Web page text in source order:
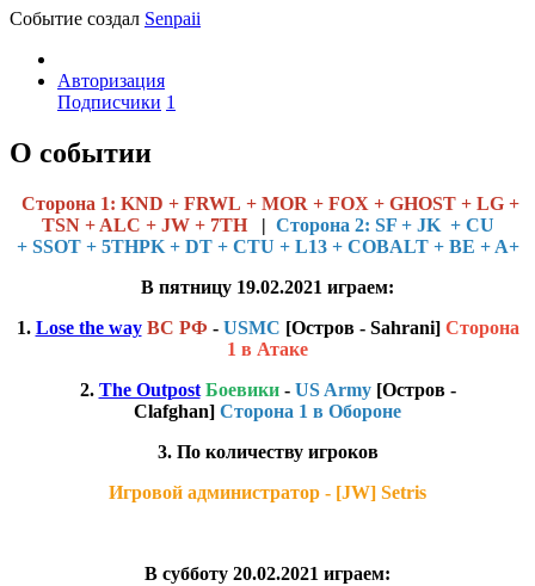
Событие создал Senpaii
Авторизация
Подписчики 1
О событии
Cторона 1: KND + FRWL + MOR + FOX + GHOST + LG +
TSN + ALC + JW + 7TH| Сторона 2: SF + JK + CU
+ SSOT + 5THPK + DT + CTU + L13 + COBALT + BE + A+
В пятницу 19.02.2021 играем:
1. Lose the way ВС РФ - USMC [Остров - Sahrani] Сторона
1 в Атаке
2. The Outpost Боевики- US Army[Остров -
Clafghan] Сторона 1 в Обороне
3. По количеству игроков
Игровой администратор - [JW] Setris
В субботу 20.02.2021 играем: